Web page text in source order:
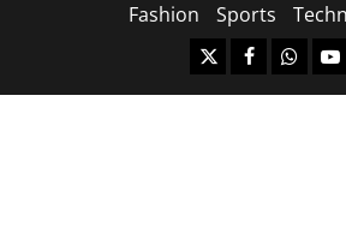
Fashion
Sports
https://x.comhttps:/